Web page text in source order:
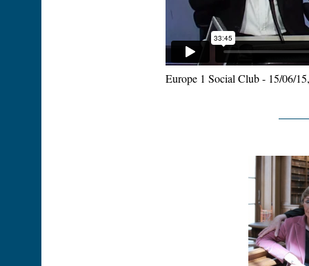
Europe 1 Social Club - 15/06/